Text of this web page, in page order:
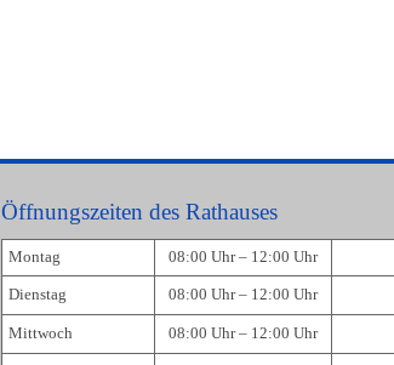
Öffnungszeiten des Rathauses
Montag 08:00 Uhr – 12:00 Uhr
Dienstag 08:00 Uhr – 12:00 Uhr
Mittwoch 08:00 Uhr – 12:00 Uhr